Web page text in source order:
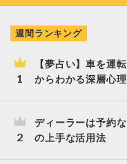
週間ランキング
【夢占い】車を運
からわかる深層心
ディーラーは予約
の上手な活用法